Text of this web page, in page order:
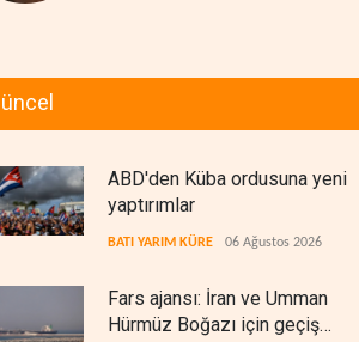
ABD'den Küba ordusuna yeni
yaptırımlar
BATI YARIM KÜRE 06 Ağustos 2026
Fars ajansı: İran ve Umman
Hürmüz Boğazı için geçiş